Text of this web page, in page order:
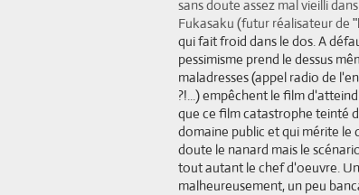
sans doute assez mal vieilli
Fukasaku (futur réalisateur de
qui fait froid dans le dos. A
pessimisme prend le dessus
maladresses (appel radio de
?!...) empêchent le film
que ce film catastrophe teinté
domaine public et qui mérite le
doute le nanard mais le
tout autant le chef d'oeuvre.
malheureusement, un peu